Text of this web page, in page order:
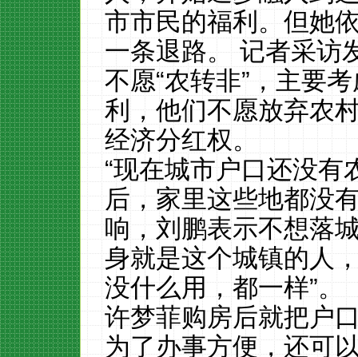
市市民的福利。但她
一条退路。 记者采访
不愿“农转非”，主要
利，他们不愿放弃农
经济分红权。
“现在城市户口还没有
后，家里这些地都没
响，刘鹏表示不想落
身就是这个城镇的人
没什么用，都一样”。
许梦菲购房后就把户
为了办事方便，还可